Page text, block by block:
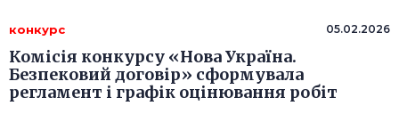
конкурс 05.02.2026
Комісія конкурсу «Нова Україна.
Безпековий договір» сформувала
регламент і графік оцінювання робіт